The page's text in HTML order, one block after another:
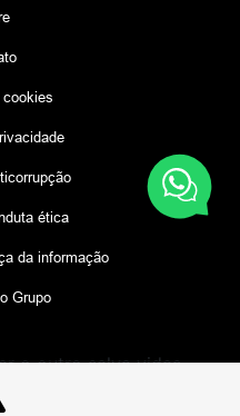
ética
da informação
Grupo
o outro salva vidas.